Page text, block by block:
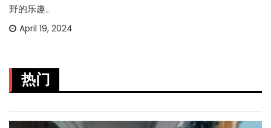
野的乐趣。
April 19, 2024
热门